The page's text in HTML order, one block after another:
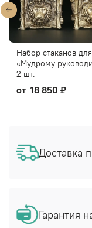
Набор стаканов
«Мудрому
2 шт.
от 18 850 ₽
Доставка
Гарантия